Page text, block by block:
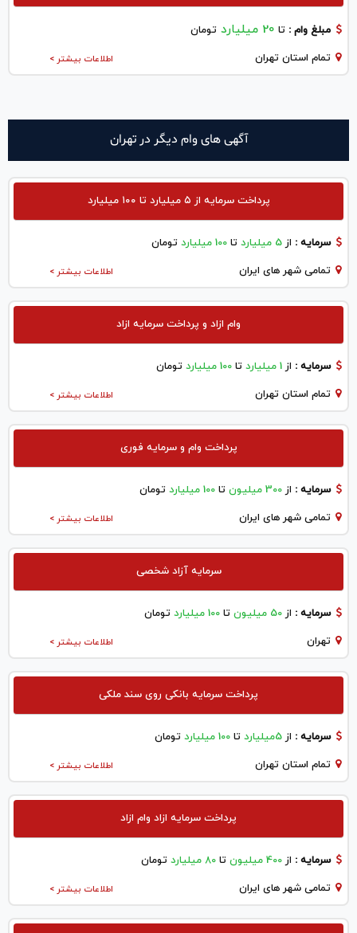
مبلغ وام : تا 20 میلیارد تومان
اطلاعات بیشتر > تمام استان تهران
آگهی های وام دیگر در تهران
پرداخت سرمایه از ۵ میلیارد تا ۱۰۰ میلیارد
سرمایه : از 5 میلیارد تا 100 میلیارد تومان
اطلاعات بیشتر > تمامی شهر های ایران
وام ازاد و پرداخت سرمایه ازاد
سرمایه : از 1 میلیارد تا 100 میلیارد تومان
اطلاعات بیشتر > تمام استان تهران
پرداخت وام و سرمایه فوری
سرمایه : از 300 میلیون تا 100 میلیارد تومان
اطلاعات بیشتر > تمامی شهر های ایران
سرمایه آزاد شخصی
سرمایه : از 50 میلیون تا 100 میلیارد تومان
اطلاعات بیشتر > تهران
پرداخت سرمایه بانکی روی سند ملکی
سرمایه : از 5میلیارد تا 100 میلیارد تومان
اطلاعات بیشتر > تمام استان تهران
پرداخت سرمایه ازاد وام ازاد
سرمایه : از 400 میلیون تا 80 میلیارد تومان
اطلاعات بیشتر > تمامی شهر های ایران